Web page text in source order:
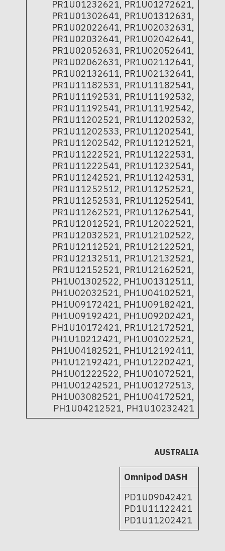
PR1U01232621, PR1U01272621,
PR1U01302641, PR1U01312631,
PR1U02022641, PR1U02032631,
PR1U02032641, PR1U02042641,
PR1U02052631, PR1U02052641,
PR1U02062631, PR1U02112641,
PR1U02132611, PR1U02132641,
PR1U11182531, PR1U11182541,
PR1U11192531, PR1U11192532,
PR1U11192541, PR1U11192542,
PR1U11202521, PR1U11202532,
PR1U11202533, PR1U11202541,
PR1U11202542, PR1U11212521,
PR1U11222521, PR1U11222531,
PR1U11222541, PR1U11232541,
PR1U11242521, PR1U11242531,
PR1U11252512, PR1U11252521,
PR1U11252531, PR1U11252541,
PR1U11262521, PR1U11262541,
PR1U12012521, PR1U12022521,
PR1U12032521, PR1U12102522,
PR1U12112521, PR1U12122521,
PR1U12132511, PR1U12132521,
PR1U12152521, PR1U12162521,
PH1U01302522, PH1U01312511,
PH1U02032521, PH1U04102521,
PH1U09172421, PH1U09182421,
PH1U09192421, PH1U09202421,
PH1U10172421, PR1U12172521,
PH1U10212421, PH1U01022521,
PH1U04182521, PH1U12192411,
PH1U12192421, PH1U12202421,
PH1U01222522, PH1U01072521,
PH1U01242521, PH1U01272513,
PH1U03082521, PH1U04172521,
PH1U04212521, PH1U10232421
AUSTRALIA
Omnipod DASH
PD1U09042421
PD1U11122421
PD1U11202421